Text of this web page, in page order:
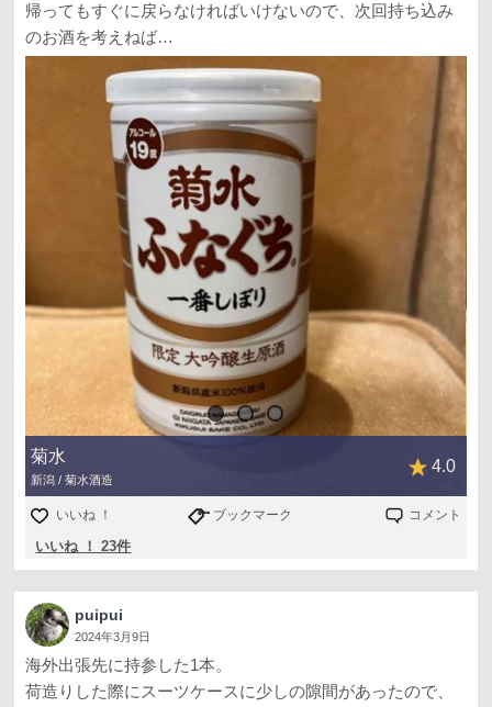
帰ってもすぐに戻らなければいけないので、次回持ち込み
のお酒を考えねば…
菊水
新潟 / 菊水酒造
4.0
いいね ！ ブックマーク コメント
いいね ！ 23件
puipui
2024年3月9日
海外出張先に持参した1本。
荷造りした際にスーツケースに少しの隙間があったので、